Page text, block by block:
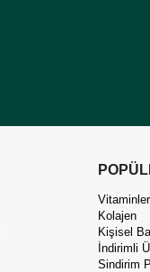
Vitaminler
Kolajen
Kişisel
İndirimli
Sindirim